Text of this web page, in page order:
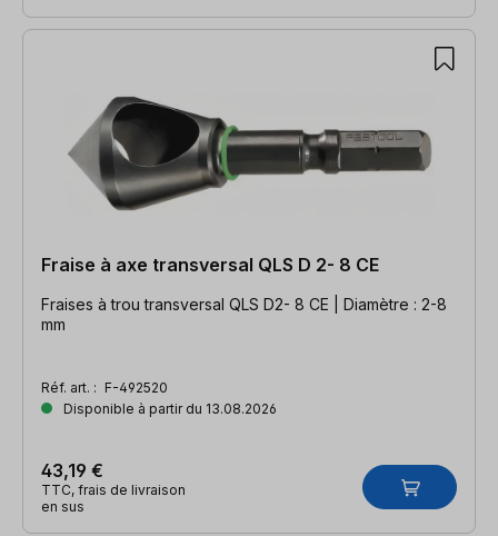
Fraise à axe transversal QLS D 2- 8 CE
Fraises à trou transversal QLS D2- 8 CE | Diamètre : 2-8
mm
Réf. art. : F-492520
Disponible à partir du 13.08.2026
43,19 €
TTC, frais de livraison
en sus